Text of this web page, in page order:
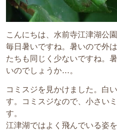
こんにちは、水前寺江津湖公園
毎日暑いですね。暑いので外
たちも同じく少ないですね。
いのでしょうか…。
コミスジを見かけました。白
す。コミスジなので、小さい
す。
江津湖ではよく飛んでいる姿